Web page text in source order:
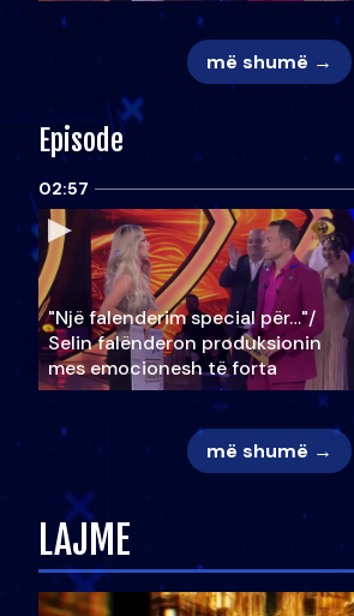
më shumë →
Episode
02:57
"Një falenderim special për…"/
Selin falënderon produksionin
mes emocionesh të forta
më shumë →
LAJME